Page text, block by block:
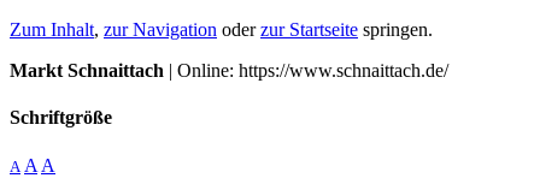
Zum Inhalt, zur Navigation oderzur Startseite springen.
Markt Schnaittach | Online: https://www.schnaittach.de/
Schriftgröße
A A A